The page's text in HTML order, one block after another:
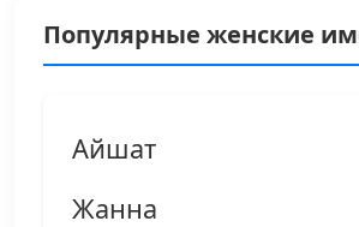
Популярные женские
Айшат
Жанна